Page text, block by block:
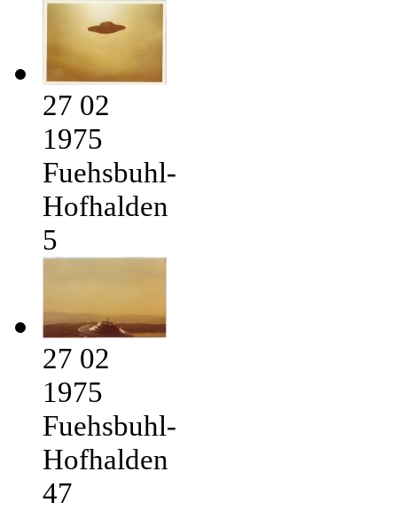
27 02
1975
Fuehsbuhl-
Hofhalden
5
27 02
1975
Fuehsbuhl-
Hofhalden
47